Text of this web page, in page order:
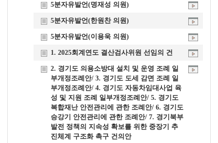
5분자유발언(명재성 의원)
5분자유발언(한원찬 의원)
5분자유발언(이용욱 의원)
1. 2025회계연도 결산검사위원 선임의 건
2. 경기도 의용소방대 설치 및 운영 조례 일
부개정조례안/ 3. 경기도 도세 감면 조례 일
부개정조례안/ 4. 경기도 자동차임대사업 육
성 및 지원 조례 일부개정조례안/ 5. 경기도
복합재난 안전관리에 관한 조례안/ 6. 경기도
승강기 안전관리에 관한 조례안/ 7. 경기북부
발전 정책의 지속성 확보를 위한 중장기 추
진체계 구조화 촉구 건의안